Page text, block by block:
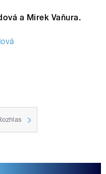
a Mirek Vaňura.